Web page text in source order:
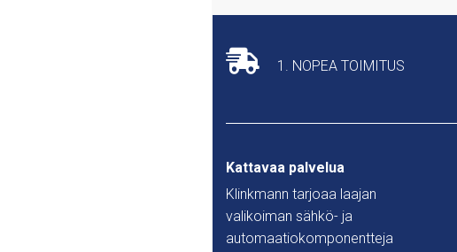
1. NOPEA TOIMITUS
Kattavaa palvelua
Klinkmann tarjoaa laajan
valikoiman sähkö- ja
automaatiokomponentteja